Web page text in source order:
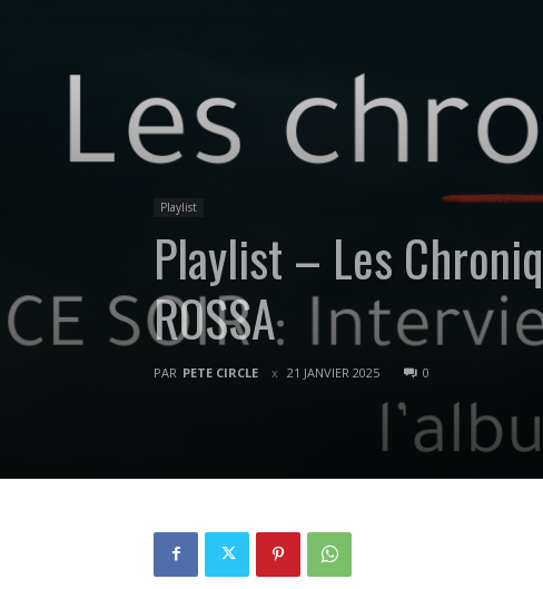
Playlist
Playlist – Les
ROSSA
PAR PETE CIRCLE 21 JANVIER 2025 0